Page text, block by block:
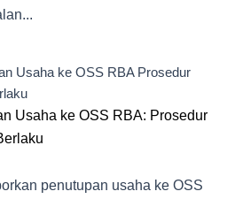
Usaha ke OSS RBA: Prosedur
penutupan usaha ke OSS